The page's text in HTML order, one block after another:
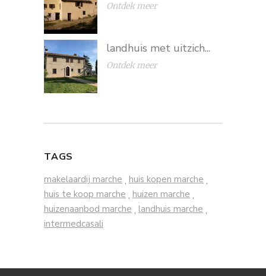
Ontdek meer
landhuis met uitzich...
Ontdek meer
TAGS
makelaardij marche , huis kopen marche ,
huis te koop marche , huizen marche ,
huizenaanbod marche , landhuis marche ,
intermedcasali